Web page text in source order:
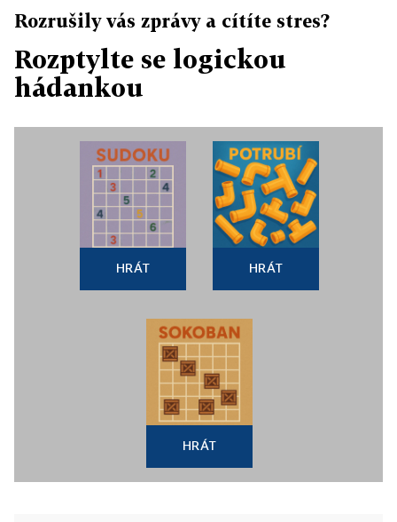
Rozrušily vás zprávy a cítíte stres?
Rozptylte se logickou
hádankou
HRÁT HRÁT
HRÁT